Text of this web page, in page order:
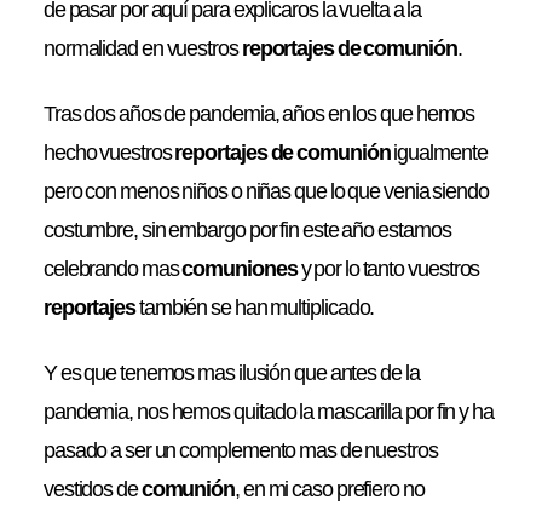
de pasar por aquí para explicaros la vuelta a la
normalidad en vuestrosreportajes de comunión.
Tras dos años de pandemia, años en los que hemos
hecho vuestrosreportajes de comuniónigualmente
pero con menos niños o niñas que lo que venia siendo
costumbre, sin embargo por fin este año estamos
celebrando mascomunionesy por lo tanto vuestros
reportajestambién se han multiplicado.
Y es que tenemos mas ilusión que antes de la
pandemia, nos hemos quitado la mascarilla por fin y ha
pasado a ser un complemento mas de nuestros
vestidos decomunión, en mi caso prefiero no